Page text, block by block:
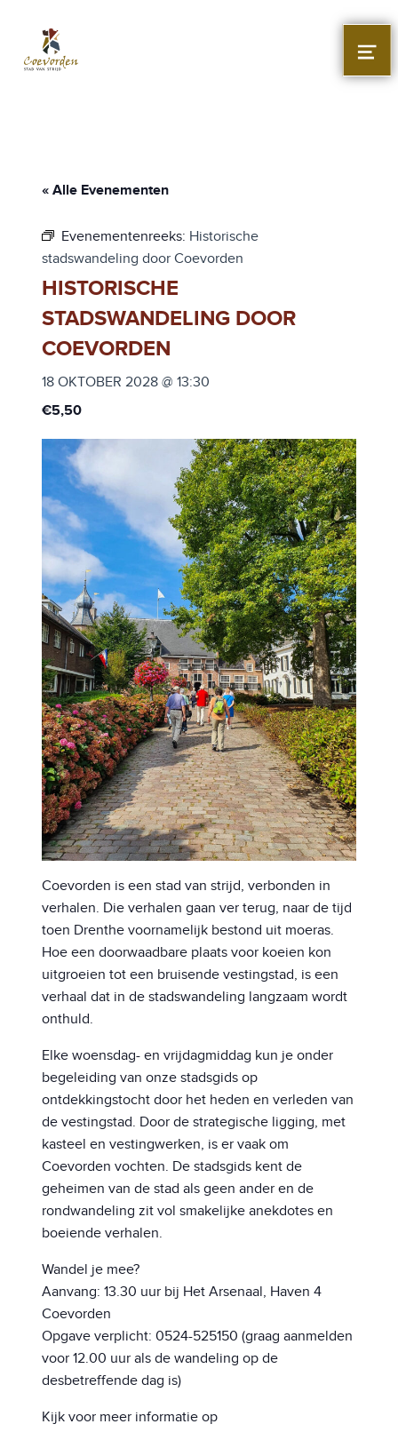
Stad Coevorden
STAD VAN STRIJD
« Alle Evenementen
Evenementenreeks: Historische
stadswandeling door Coevorden
HISTORISCHE
STADSWANDELING DOOR
COEVORDEN
18 OKTOBER 2028 @ 13:30
€5,50
Coevorden is een stad van strijd, verbonden in
verhalen. Die verhalen gaan ver terug, naar de tijd
toen Drenthe voornamelijk bestond uit moeras.
Hoe een doorwaadbare plaats voor koeien kon
uitgroeien tot een bruisende vestingstad, is een
verhaal dat in de stadswandeling langzaam wordt
onthuld.
Elke woensdag- en vrijdagmiddag kun je onder
begeleiding van onze stadsgids op
ontdekkingstocht door het heden en verleden van
de vestingstad. Door de strategische ligging, met
kasteel en vestingwerken, is er vaak om
Coevorden vochten. De stadsgids kent de
geheimen van de stad als geen ander en de
rondwandeling zit vol smakelijke anekdotes en
boeiende verhalen.
Wandel je mee?
Aanvang: 13.30 uur bij Het Arsenaal, Haven 4
Coevorden
Opgave verplicht: 0524-525150 (graag aanmelden
voor 12.00 uur als de wandeling op de
desbetreffende dag is)
Kijk voor meer informatie op